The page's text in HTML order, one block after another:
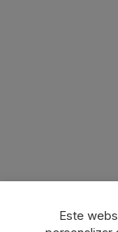
Este